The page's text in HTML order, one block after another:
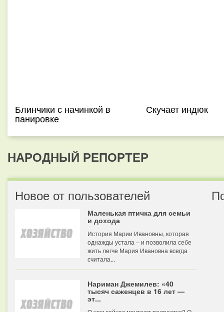
Блинчики с начинкой в
панировке
Скучает индюк
НАРОДНЫЙ РЕПОРТЕР
Новое от пользователей
Маленькая птичка для семьи
и дохода
История Марии Ивановны, которая
однажды устала – и позволила себе
жить легче Мария Ивановна всегда
считала...
Нариман Джемилев: «40
тысяч саженцев в 16 лет —
эт...